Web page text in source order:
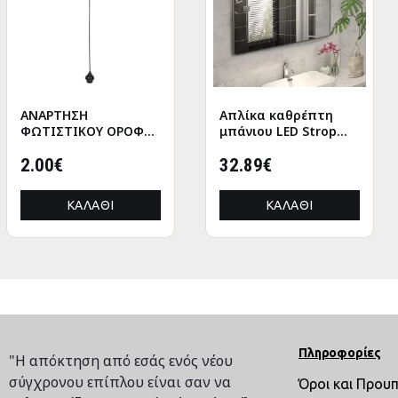
ΑΝΑΡΤΗΣΗ
ΦΩΤΙΣΤΙΚΟΥ ΟΡΟΦΗΣ
ΡΟΔΕΛΑΣ-ΜΑΥΡΟ
2.00€
ΚΑΛΆΘΙ
Απλίκα καθρέπτη
μπάνιου LED Strop
μαύρο 35εκ.
32.89€
ΚΑΛΆΘΙ
ANΤΑΛΛΑΚΤΙΚΑ
ΜΠΡΑΤΣΑ ΣΕΤ ΑΠΟ
20.00€
ΚΑΛΆΘΙ
GAMEPAD HOLDER
WITH USB HM8787
9.92€
ΚΑΛΆΘΙ
"Η απόκτηση από εσάς ενός νέου
σύγχρονου επίπλου είναι σαν να
Πληροφορίες
Όροι και